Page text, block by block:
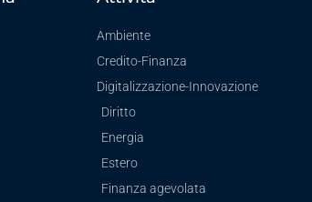
Ambiente
Credito-Finanza
Digitalizzazione-Innovazione
Diritto
Energia
Estero
Finanza agevolata